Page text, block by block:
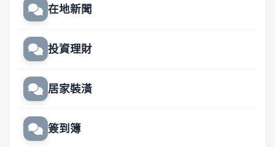
在地新聞
投資理財
居家裝潢
簽到簿